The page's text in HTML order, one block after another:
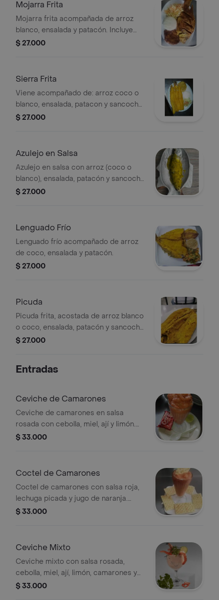
Mojarra Frita
Mojarra frita acompañada de arroz
blanco, ensalada y patacón. Incluye
sancocho de pescado.
$ 27.000
Sierra Frita
Viene acompañado de: arroz coco o
blanco, ensalada, patacon y sancocho
de pescado
$ 27.000
Azulejo en Salsa
Azulejo en salsa con arroz (coco o
blanco), ensalada, patacón y sancocho
de pescado.
$ 27.000
Lenguado Frío
Lenguado frío acompañado de arroz
de coco, ensalada y patacón.
$ 27.000
Picuda
Picuda frita, acostada de arroz blanco
o coco, ensalada, patacón y sancocho
de pescado.
$ 27.000
Entradas
Ceviche de Camarones
Ceviche de camarones en salsa
rosada con cebolla, miel, ají y limón.
Se acompaña con galletas saltinas.
$ 33.000
Coctel de Camarones
Coctel de camarones con salsa roja,
lechuga picada y jugo de naranja.
Acompañado de galletas saltinas.
$ 33.000
Ceviche Mixto
Ceviche mixto con salsa rosada,
cebolla, miel, ají, limón, camarones y
mariscos. Acompañado de galletas
$ 33.000